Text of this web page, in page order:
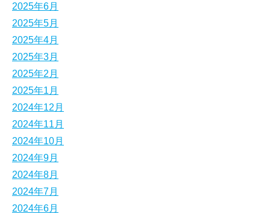
2025年6月
2025年5月
2025年4月
2025年3月
2025年2月
2025年1月
2024年12月
2024年11月
2024年10月
2024年9月
2024年8月
2024年7月
2024年6月